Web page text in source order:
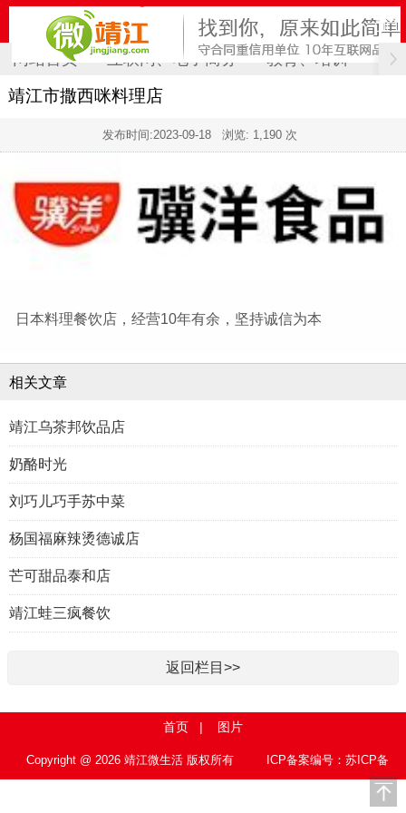
网站首页 互联网、电子商务 教育、培训 计
靖江市撒西咪料理店
发布时间:2023-09-18 浏览: 1,190 次
日本料理餐饮店，经营10年有余，坚持诚信为本
相关文章
靖江乌茶邦饮品店
奶酪时光
刘巧儿巧手苏中菜
杨国福麻辣烫德诚店
芒可甜品泰和店
靖江蛙三疯餐饮
返回栏目>>
首页 | 图片
Copyright @ 2026 靖江微生活 版权所有
ICP备案编号：苏ICP备
15010767号